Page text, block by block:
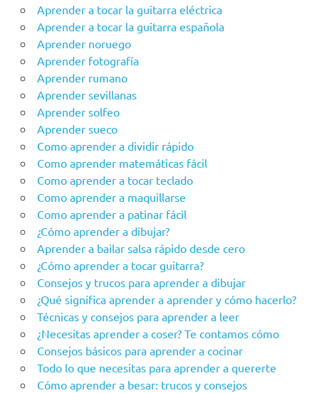
Aprender a tocar la guitarra eléctrica
Aprender a tocar la guitarra española
Aprender noruego
Aprender fotografía
Aprender rumano
Aprender sevillanas
Aprender solfeo
Aprender sueco
Como aprender a dividir rápido
Como aprender matemáticas fácil
Como aprender a tocar teclado
Como aprender a maquillarse
Como aprender a patinar fácil
¿Cómo aprender a dibujar?
Aprender a bailar salsa rápido desde cero
¿Cómo aprender a tocar guitarra?
Consejos y trucos para aprender a dibujar
¿Qué significa aprender a aprender y cómo hacerlo?
Técnicas y consejos para aprender a leer
¿Necesitas aprender a coser? Te contamos cómo
Consejos básicos para aprender a cocinar
Todo lo que necesitas para aprender a quererte
Cómo aprender a besar: trucos y consejos